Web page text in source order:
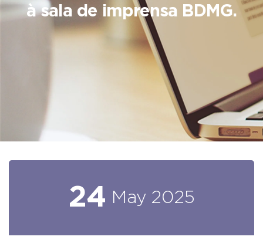
à sala de imprensa BDMG.
24 May 2025